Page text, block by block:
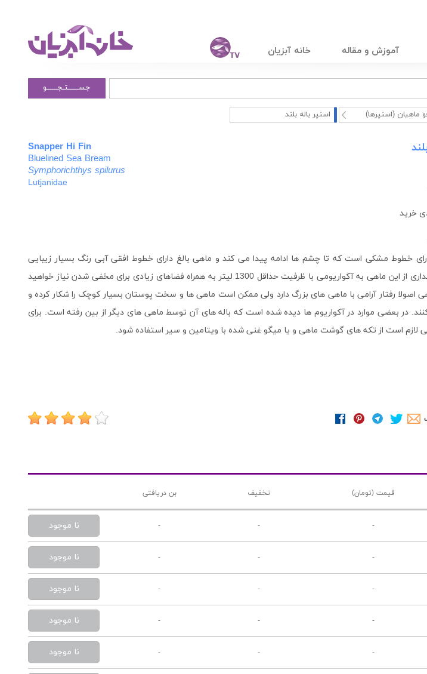
آموزش و مقاله خانه آبزیان
جســــــتـجــــــو
ماهیان (اسنپرها) اسنپر باله بلند
خرید
Snapper Hi Fin
Bluelined Sea Bream
Symphorichthys spilurus
Lutjanidae
خطوط مشکی است که تا چشم ها ادامه پیدا می کند و ماهی بالغ دارای خطوط افقی آبی رنگ بسیار زیبایی
است. برای نگهداری از این ماهی به آکواریومی با ظرفیت حداقل 1300 لیتر به همراه فضاهای زیادی برای مخفی شدن نیاز خواهید
اصولا رفتار آرامی با ماهی های بزرگ دارد ولی ممکن است ماهی ها و سخت پوستان بسیار کوچک را شکار کرده و
کنند. در بعضی موارد در آکواریوم ها دیده شده است که باله های آن توسط ماهی های دیگر از بین رفته است. برای
لازم است از تکه های گوشت ماهی و یا میگو غنی شده با ویتامین و سیر استفاده شود.
قیمت (تومان) تخفیف بن دریافتی
-
-
- نا موجود
-
-
- نا موجود
-
-
- نا موجود
-
-
- نا موجود
-
-
- نا موجود